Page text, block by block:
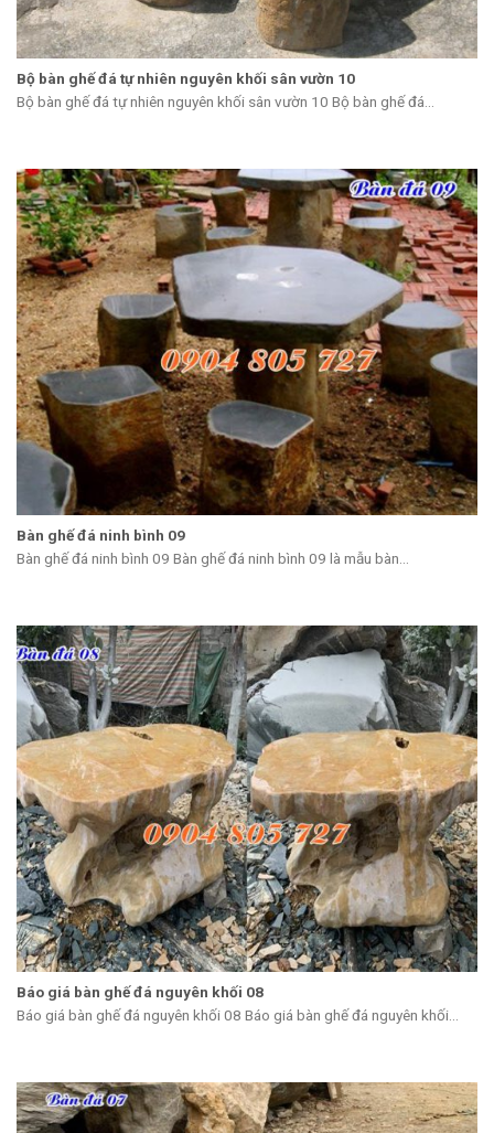
Bộ bàn ghế đá tự nhiên nguyên khối sân vườn 10
Bộ bàn ghế đá tự nhiên nguyên khối sân vườn 10 Bộ bàn ghế đá...
Bàn ghế đá ninh bình 09
Bàn ghế đá ninh bình 09 Bàn ghế đá ninh bình 09 là mẫu bàn...
Báo giá bàn ghế đá nguyên khối 08
Báo giá bàn ghế đá nguyên khối 08 Báo giá bàn ghế đá nguyên khối...